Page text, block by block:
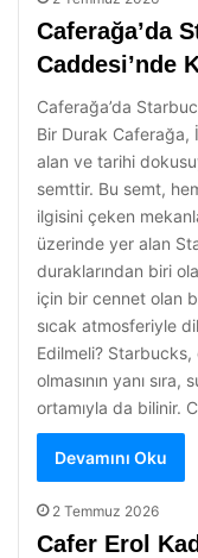
Caferağa’da
Caddesi’nde
Caferağa’da
Bir Durak Caferağa,
alan ve tarihi
semttir. Bu semt,
ilgisini çeken
üzerinde yer alan
duraklarından biri
için bir cennet olan
sıcak atmosferiyle
Edilmeli?
olmasının yanı
ortamıyla da bilinir.
Devamını Oku
2 Temmuz 2026
Cafer Erol